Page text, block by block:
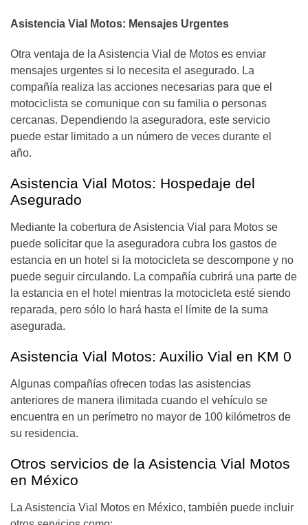
Asistencia Vial Motos: Mensajes Urgentes
Otra ventaja de la Asistencia Vial de Motos es enviar
mensajes urgentes si lo necesita el asegurado. La
compañía realiza las acciones necesarias para que el
motociclista se comunique con su familia o personas
cercanas. Dependiendo la aseguradora, este servicio
puede estar limitado a un número de veces durante el
año.
Asistencia Vial Motos: Hospedaje del
Asegurado
Mediante la cobertura de Asistencia Vial para Motos se
puede solicitar que la aseguradora cubra los gastos de
estancia en un hotel si la motocicleta se descompone y no
puede seguir circulando. La compañía cubrirá una parte de
la estancia en el hotel mientras la motocicleta esté siendo
reparada, pero sólo lo hará hasta el límite de la suma
asegurada.
Asistencia Vial Motos: Auxilio Vial en KM 0
Algunas compañías ofrecen todas las asistencias
anteriores de manera ilimitada cuando el vehículo se
encuentra en un perímetro no mayor de 100 kilómetros de
su residencia.
Otros servicios de la Asistencia Vial Motos
en México
La Asistencia Vial Motos en México, también puede incluir